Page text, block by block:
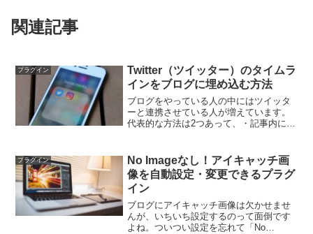
関連記事
プラグイン
Twitter（ツイッター）のタイムラ
インをブログに埋め込む方法
ブログをやっている人の中にはツイッタ
ーと連携させている人が増えています。
代表的な方法は2つあって、・記事内に他
ラインを埋め込む前者は滞在時間を延ば
すのには有効ですが、ブ...
プラグイン
No Imageなし！アイキャッチ画
像を自動設定・変更できるプラグ
イン
ブログにアイキャッチ画像は欠かせませ
んが、いちいち設定するのって面倒です
よね。ついつい設定を忘れて「No